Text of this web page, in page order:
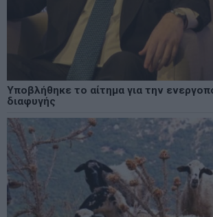
Υποβλήθηκε το αίτημα για την
διαφυγής